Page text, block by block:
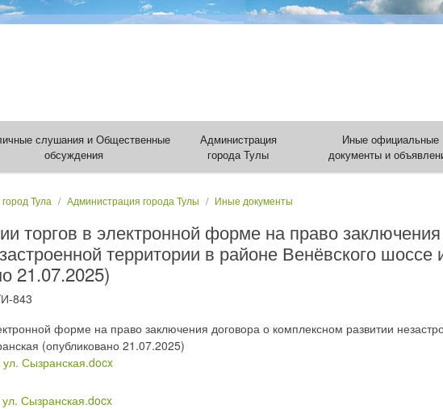
слушания и Общественные
обсуждения
Администрация
города Тулы
Иные официальные
документы и
Тула Администрация города Тулы Иные документы
в электронной форме на право заключения
территории в районе Венёвского
21.07.2025)
843
форме на право заключения договора о комплексном развитии
(опубликовано 21.07.2025)
Сызранская.docx
Сызранская.docx